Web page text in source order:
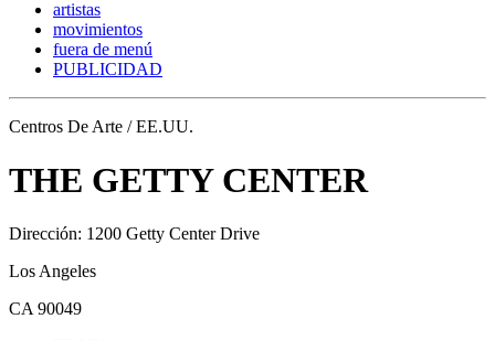
artistas
movimientos
fuera de menú
PUBLICIDAD
Centros De Arte / EE.UU.
THE GETTY CENTER
Dirección: 1200 Getty Center Drive
Los Angeles
CA 90049